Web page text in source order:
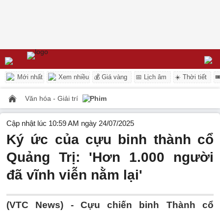
Mới nhất Xem nhiều 💰 Giá vàng 📅 Lịch âm ☀️ Thời tiết
Văn hóa - Giải trí Phim
Cập nhật lúc 10:59 AM ngày 24/07/2025
Ký ức của cựu binh thành cổ
Quảng Trị: 'Hơn 1.000 người
đã vĩnh viễn nằm lại'
(VTC News) - Cựu chiến binh Thành cổ